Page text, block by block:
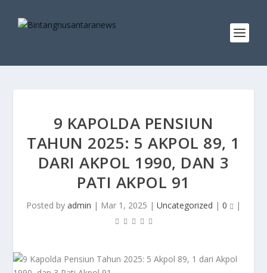
9 KAPOLDA PENSIUN
TAHUN 2025: 5 AKPOL 89, 1
DARI AKPOL 1990, DAN 3
PATI AKPOL 91
Posted by admin | Mar 1, 2025 | Uncategorized | 0 |